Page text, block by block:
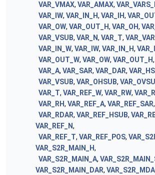
VAR_VMAX, VAR_AMAX,
VAR_IW, VAR_IN_H, VAR_IH,
VAR_OW, VAR_OUT_H, VAR_OH,
VAR_VSUB, VAR_N, VAR_T,
VAR_IN_W, VAR_IW, VAR_IN_H,
VAR_OUT_W, VAR_OW, VAR_OUT_H,
VAR_A, VAR_SAR, VAR_DAR,
VAR_VSUB, VAR_OHSUB,
VAR_T, VAR_REF_W, VAR_RW,
VAR_RH, VAR_REF_A, VAR_REF_SAR,
VAR_RDAR, VAR_REF_HSUB,
VAR_REF_N,
VAR_REF_T, VAR_REF_POS,
VAR_S2R_MAIN_H,
VAR_S2R_MAIN_A,
VAR_S2R_MAIN_DAR,